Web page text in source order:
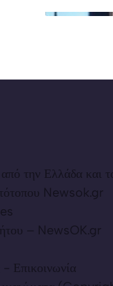
την Ελλάδα και
Newsok.gr
– NewsOK.gr
Επικοινωνία